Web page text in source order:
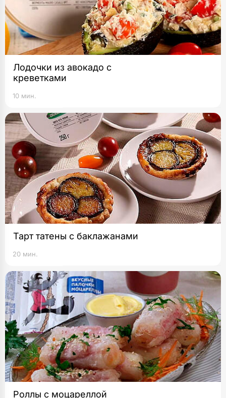
Лодочки из авокадо с
креветками
10 мин.
Тарт татены с баклажанами
20 мин.
Роллы с моцареллой